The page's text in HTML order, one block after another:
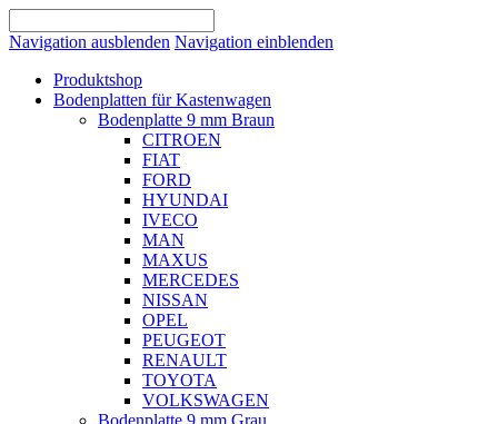
Navigation ausblenden Navigation einblenden
Produktshop
Bodenplatten für Kastenwagen
Bodenplatte 9 mm Braun
CITROEN
FIAT
FORD
HYUNDAI
IVECO
MAN
MAXUS
MERCEDES
NISSAN
OPEL
PEUGEOT
RENAULT
TOYOTA
VOLKSWAGEN
Bodenplatte 9 mm Grau